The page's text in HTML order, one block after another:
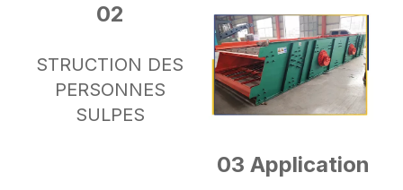
02
STRUCTION DES
PERSONNES
SULPES
03 Application